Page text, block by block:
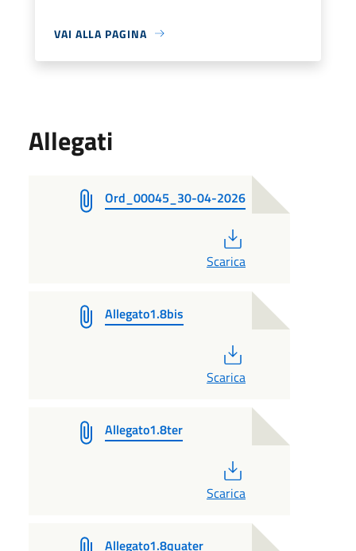
VAI ALLA PAGINA
Allegati
Ord_00045_30-04-2026
Scarica
Allegato1.8bis
Scarica
Allegato1.8ter
Scarica
Allegato1.8quater